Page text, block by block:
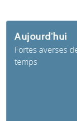
Aujourd'hui
Fortes averses
temps